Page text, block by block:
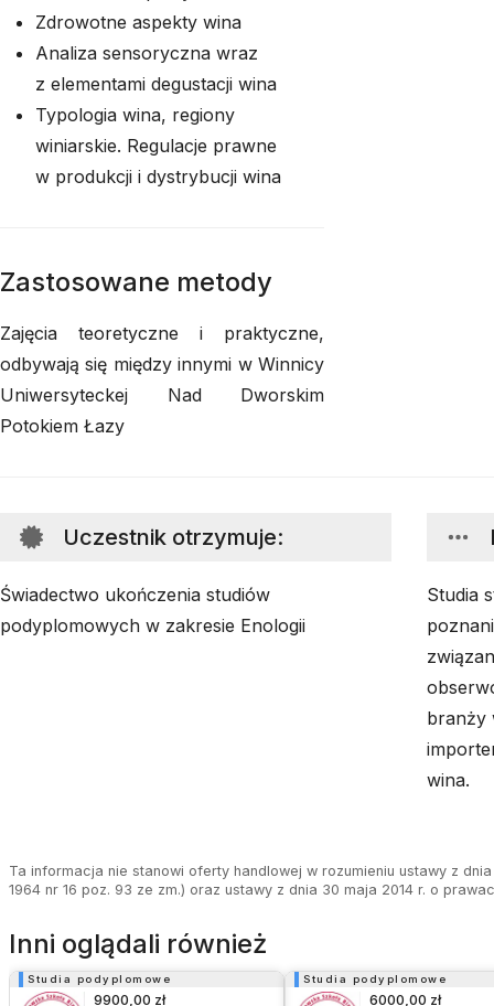
Zdrowotne aspekty wina
Analiza sensoryczna wraz
z elementami degustacji wina
Typologia wina, regiony
winiarskie. Regulacje prawne
w produkcji i dystrybucji wina
Zastosowane metody
Zajęcia teoretyczne i praktyczne,
odbywają się między innymi w Winnicy
Uniwersyteckej Nad Dworskim
Potokiem Łazy
Uczestnik otrzymuje:
Świadectwo ukończenia studiów
podyplomowych w zakresie Enologii
Studia
branży
wina.
Ta informacja nie stanowi oferty handlowej w rozumieniu ustawy z
1964 nr 16 poz. 93 ze zm.) oraz ustawy z dnia 30 maja 2014 r. o
Inni oglądali również
Studia podyplomowe
9900,00 zł
Studia podyplomowe
6000,00 zł